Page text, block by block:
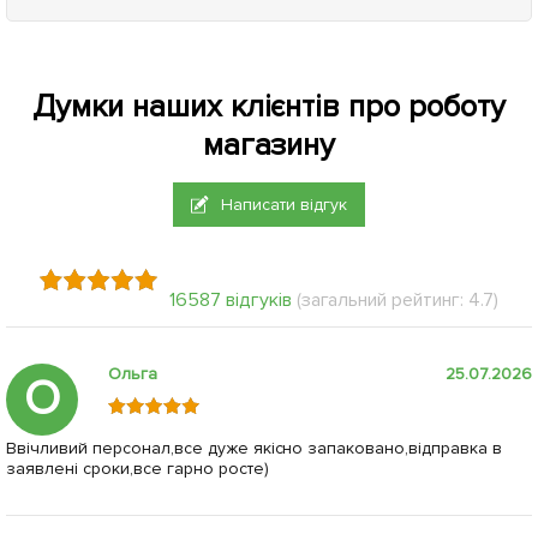
Думки наших клієнтів про роботу
магазину
Написати відгук
16587 відгуків (загальний рейтинг: 4.7)
О Ольга 25.07.2026
Ввічливий персонал,все дуже якісно запаковано,відправка в
заявлені сроки,все гарно росте)